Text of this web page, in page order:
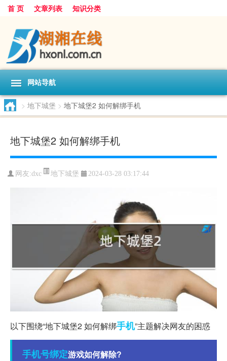
首 页 文章列表 知识分类
网站导航
> 地下城堡 > 地下城堡2 如何解绑手机
地下城堡2 如何解绑手机
网友:dxc 地下城堡 2024-03-28 03:17:44
以下围绕“地下城堡2 如何解绑手机”主题解决网友的困惑
手机号绑定游戏如何解除?